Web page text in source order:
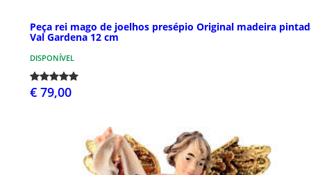
Peça rei mago de joelhos presépio Original madeira
Val Gardena 12 cm
DISPONÍVEL
€ 79,00